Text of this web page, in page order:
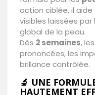
action ciblée, il
visibles laissées par
global de la peau.
Dès 2 semaines,
prononcées, les
brillance contrôlée.
🔬 UNE
HAUTEMENT